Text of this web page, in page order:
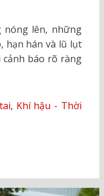
nóng lên, những
hạn hán và lũ lụt
cảnh báo rõ ràng
, Khí hậu - Thời